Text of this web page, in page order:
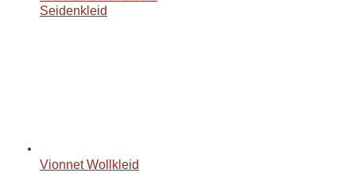
Seidenkleid
Vionnet Wollkleid